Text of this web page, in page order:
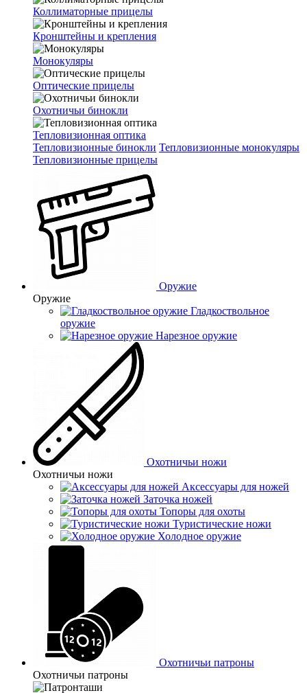
Коллиматорные прицелы
Кронштейны и крепления
Монокуляры
Оптические прицелы
Охотничьи бинокли
Тепловизионная оптика
Тепловизионные бинокли Тепловизионные монокуляры
Тепловизионные прицелы
Оружие
Оружие
Гладкоствольное
оружие
Нарезное оружие
Охотничьи ножи
Охотничьи ножи
Аксессуары для ножей
Заточка ножей
Топоры для охоты
Туристические ножи
Холодное оружие
Охотничьи патроны
Охотничьи патроны